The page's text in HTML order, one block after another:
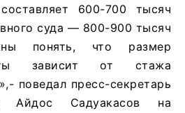
600-700 тысяч
суда — 800-900 тысяч
понять, что размер
зависит от стажа
поведал пресс-секретарь
Айдос Садуакасов на